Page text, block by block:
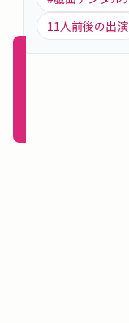
新規
11 人前後の出演